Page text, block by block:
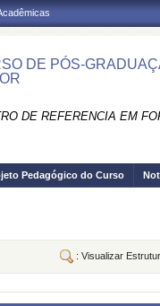
DE PÓS-
DE REFERENCIA EM
Pedagógico do Curso
: Visualizar